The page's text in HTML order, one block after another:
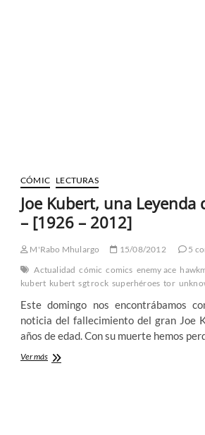
CÓMIC LECTURAS
Joe Kubert, una Leyenda
– [1926 – 2012]
M'Rabo Mhulargo 15/08/2012
5
Actualidad cómic comics enemy ace
kubert kubert sgt rock superhéroes tor
Este domingo nos encontrábamos
noticia del fallecimiento del gran Joe
años de edad. Con su muerte hemos
Ver másJoe